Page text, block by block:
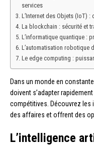
services
L’Internet des Objets (IoT)
La blockchain : sécurité et
L’informatique quantique :
L’automatisation robotique
Le edge computing :
Dans un monde en
doivent s’adapter
compétitives. Découvrez les
des affaires et offrent des
L’intelligence